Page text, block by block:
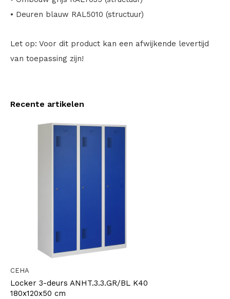
• Deuren blauw RAL5010 (structuur)
Let op: Voor dit product kan een afwijkende levertijd
van toepassing zijn!
Recente artikelen
CEHA
Locker 3-deurs ANHT.3.3.GR/BL K40
180x120x50 cm